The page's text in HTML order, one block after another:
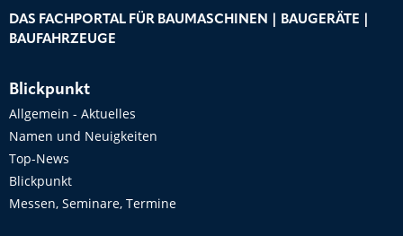
DAS FACHPORTAL FÜR BAUMASCHINEN | BAUGERÄTE |
BAUFAHRZEUGE
Blickpunkt
Allgemein - Aktuelles
Namen und Neuigkeiten
Top-News
Blickpunkt
Messen, Seminare, Termine